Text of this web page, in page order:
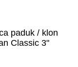
paduk / klon
Classic 3"